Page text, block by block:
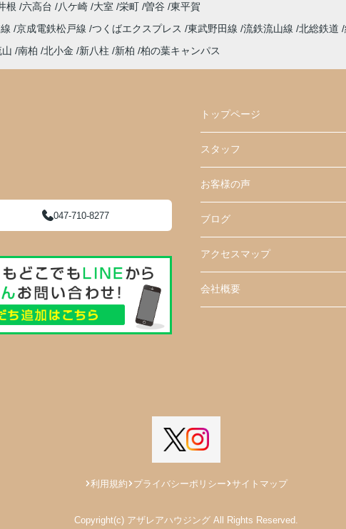
根 六高台 八ケ崎 大室 栄町 曽谷 東平賀
京成電鉄松戸線 つくばエクスプレス 東武野田線 流鉄流山線 北総鉄道
南柏 北小金 新八柱 新柏 柏の葉キャンパス
047-710-8277
トップページ
スタッフ
お客様の声
ブログ
アクセスマップ
会社概要
利用規約 プライバシーポリシー サイトマップ
Copyright(c) アザレアハウジング All Rights Reserved.